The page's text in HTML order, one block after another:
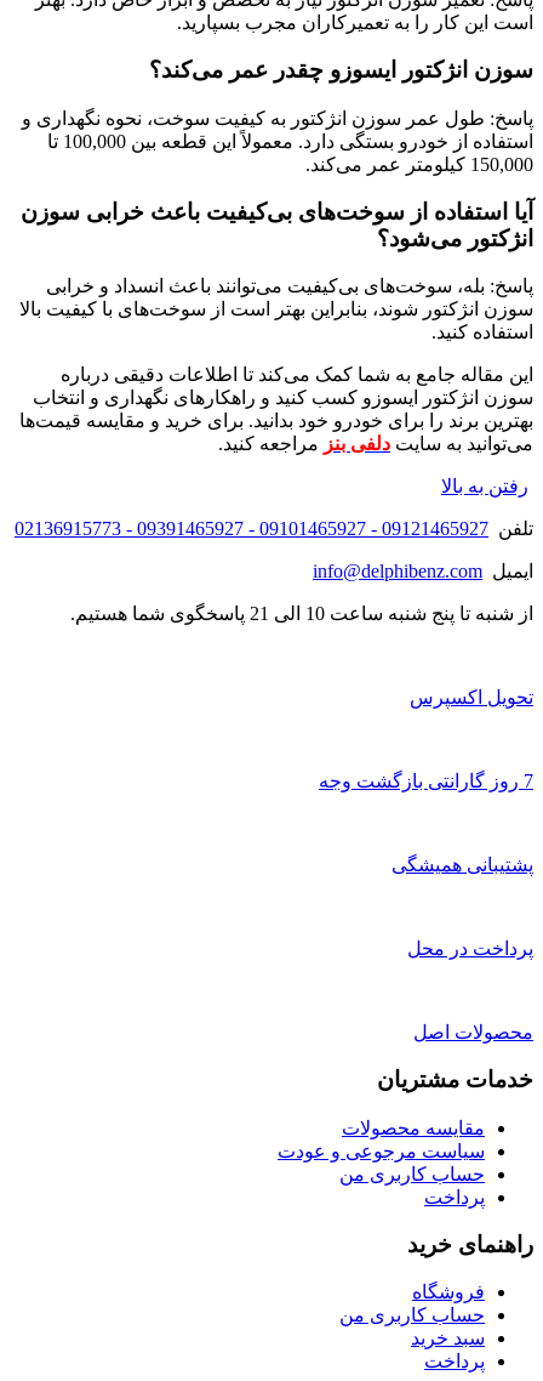
است این کار را به تعمیرکاران مجرب بسپارید.
سوزن انژکتور ایسوزو چقدر عمر می‌کند؟
پاسخ: طول عمر سوزن انژکتور به کیفیت سوخت، نحوه نگهداری و
استفاده از خودرو بستگی دارد. معمولاً این قطعه بین 100,000 تا
150,000 کیلومتر عمر می‌کند.
آیا استفاده از سوخت‌های بی‌کیفیت باعث خرابی سوزن
انژکتور می‌شود؟
پاسخ: بله، سوخت‌های بی‌کیفیت می‌توانند باعث انسداد و خرابی
سوزن انژکتور شوند، بنابراین بهتر است از سوخت‌های با کیفیت بالا
استفاده کنید.
این مقاله جامع به شما کمک می‌کند تا اطلاعات دقیقی درباره
سوزن انژکتور ایسوزو کسب کنید و راهکارهای نگهداری و انتخاب
بهترین برند را برای خودرو خود بدانید. برای خرید و مقایسه قیمت‌ها
می‌توانید به سایت دلفی بنز مراجعه کنید.
رفتن به بالا
تلفن 09121465927 - 09101465927 - 09391465927 - 02136915773
ایمیل info@delphibenz.com
از شنبه تا پنج شنبه ساعت 10 الی 21 پاسخگوی شما هستیم.
تحویل اکسپرس
7 روز گارانتی بازگشت وجه
پشتیبانی همیشگی
پرداخت در محل
محصولات اصل
خدمات مشتریان
مقایسه محصولات
سیاست مرجوعی و عودت
حساب کاربری من
پرداخت
راهنمای خرید
فروشگاه
حساب کاربری من
سبد خرید
پرداخت